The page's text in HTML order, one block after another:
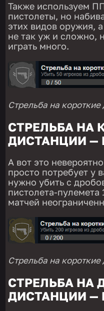
Также используем
пистолеты, но
этих видов оружия,
не так уж и сложно,
играть много.
Стрельба на
СТРЕЛЬБА НА
ДИСТАНЦИИ —
А вот это
просто потребует у
нужно убить с
пистолета-пулемета
матчей
Стрельба на
СТРЕЛЬБА НА
ДИСТАНЦИИ —